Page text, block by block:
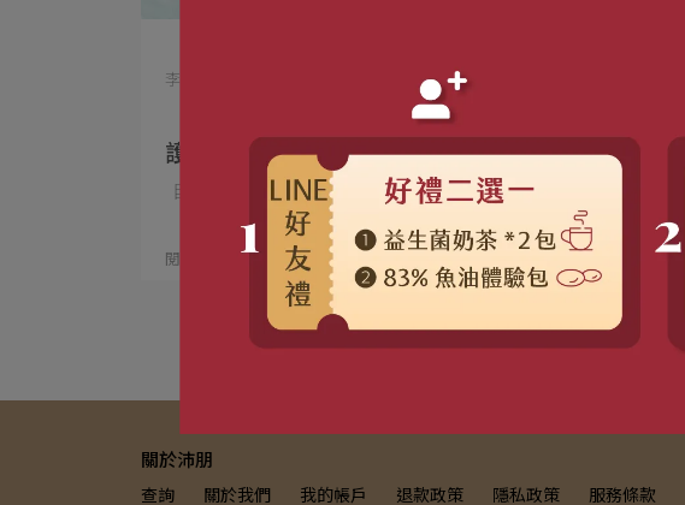
【藥師專欄】髓鞘—神經系統的「防
護盾」與傳導加速器
李藥師 | 2024-11-21
目錄 髓鞘對於神經傳⋯
閱讀更多 ->
關於沛朋
查詢 關於我們 我的帳戶 退款政策 隱私政策 服務條款